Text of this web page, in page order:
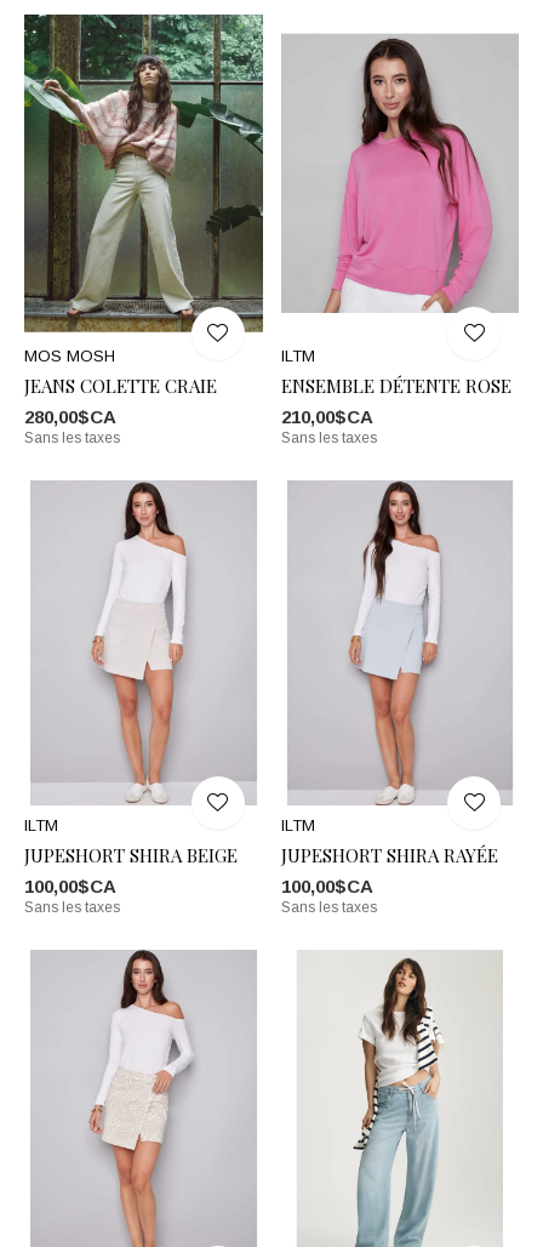
MOS MOSH
JEANS COLETTE CRAIE
280,00$CA
Sans les taxes
ILTM
ENSEMBLE DÉTENTE ROSE
210,00$CA
Sans les taxes
ILTM
JUPESHORT SHIRA BEIGE
100,00$CA
Sans les taxes
ILTM
JUPESHORT SHIRA RAYÉE
100,00$CA
Sans les taxes